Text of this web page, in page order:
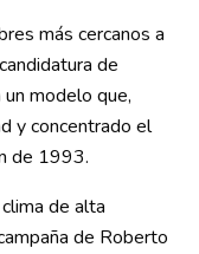
más cercanos a
de
modelo que,
y concentrado el
de 1993.
de alta
de Roberto